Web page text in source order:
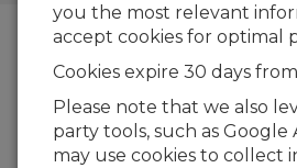
et non plus 1!
you the most relevant
accept cookies for optimal
Cookies expire 30 days
Please note that we also
party tools, such as Google
may use cookies to collect